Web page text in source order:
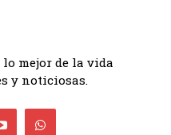
mejor de la vida
y noticiosas.